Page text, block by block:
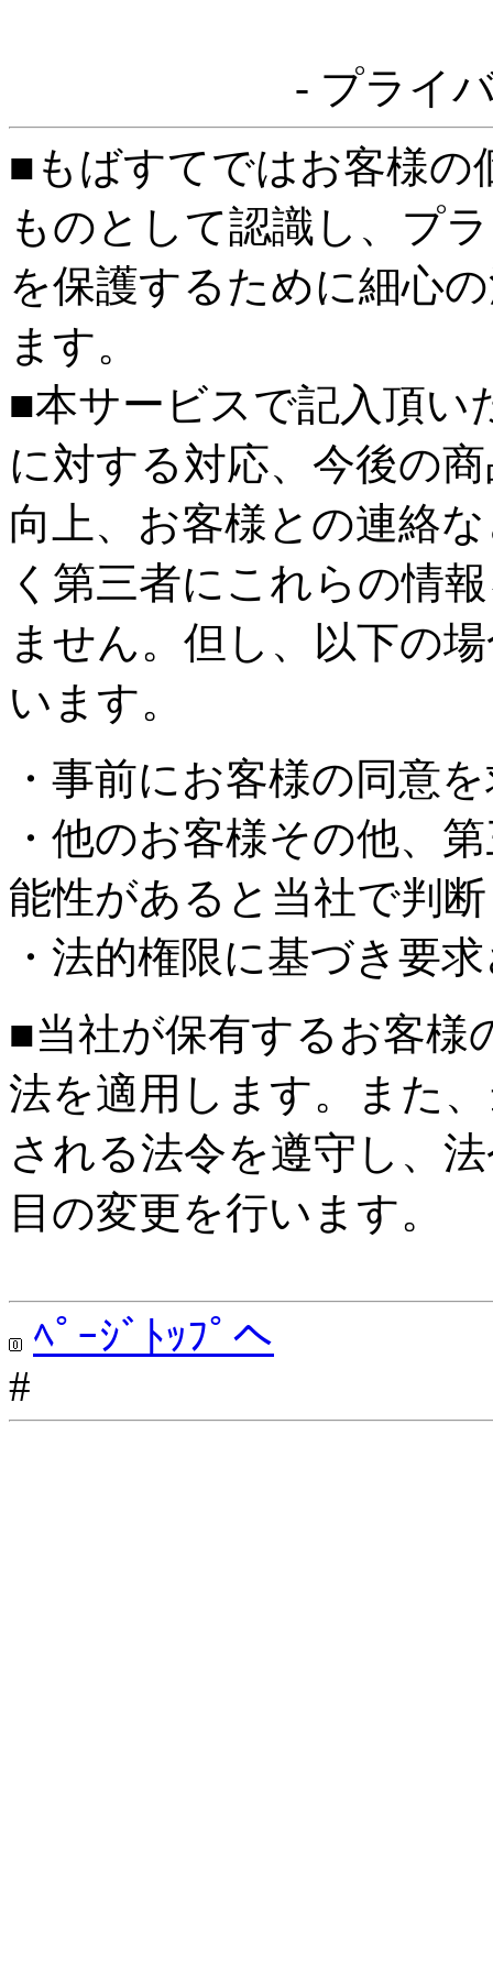
- プライ
■もばすてではお客様の
ものとして認識し、プ
を保護するために細心
ます。
■本サービスで記入頂い
に対する対応、今後の
向上、お客様との連絡
く第三者にこれらの情
ません。但し、以下の
います。
・事前にお客様の同意
・他のお客様その他、
能性があると当社で判
・法的権限に基づき要
■当社が保有するお客様
法を適用します。また
される法令を遵守し、
目の変更を行います。
ﾍﾟｰｼﾞﾄｯﾌﾟへ
#